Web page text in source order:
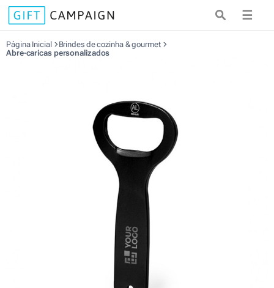
☰
Página Inicial
Brindes de cozinha & gourmet
Abre-caricas personalizados